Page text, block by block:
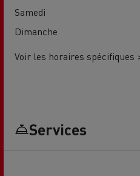
Samedi
Dimanche
Voir les horaires spécifiques
Services